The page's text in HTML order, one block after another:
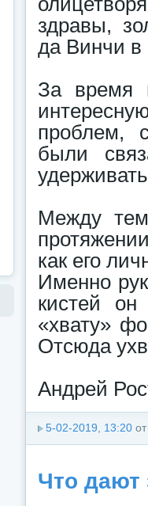
здравы,
да Винчи в
За время
проблем,
были
Между
как его
Именно
кистей
«хвату»
Отсюда
Андрей
5-02-2019, 13:20
Что дают